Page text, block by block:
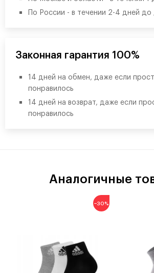
По России - в течении 2-4 дней до
Законная гарантия 100%
14 дней на обмен, даже если
понравилось
14 дней на возврат, даже если
понравилось
Аналогичные
−30%